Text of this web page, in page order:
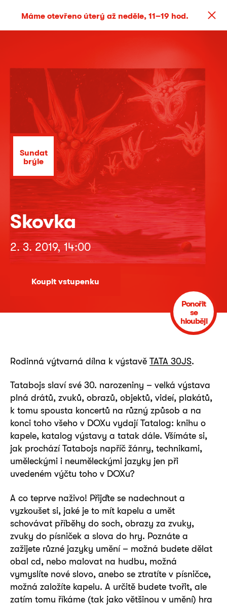
Máme otevřeno úterý až neděle, 11–19 hod.
Sundat
brýle
Skovka
2. 3. 2019, 14:00
Koupit vstupenku
Ponořit
se
hlouběji
Rodinná výtvarná dílna k výstavě TATA 30JS.
Tatabojs slaví své 30. narozeniny – velká výstava
plná drátů, zvuků, obrazů, objektů, videí, plakátů,
k tomu spousta koncertů na různý způsob a na
konci toho všeho v DOXu vydají Tatalog: knihu o
kapele, katalog výstavy a tatak dále. Všímáte si,
jak prochází Tatabojs napříč žánry, technikami,
uměleckými i neuměleckými jazyky jen při
uvedeném výčtu toho v DOXu?
A co teprve naživo! Přijďte se nadechnout a
vyzkoušet si, jaké je to mít kapelu a umět
schovávat příběhy do soch, obrazy za zvuky,
zvuky do písniček a slova do hry. Poznáte a
zažijete různé jazyky umění – možná budete dělat
obal cd, nebo malovat na hudbu, možná
vymyslíte nové slovo, anebo se ztratíte v písničce,
možná založíte kapelu. A určitě budete tvořit, ale
zatím tomu říkáme (tak jako většinou v umění) hra